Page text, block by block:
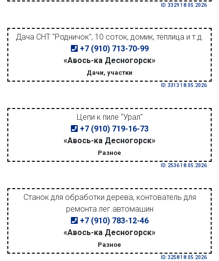
ID: 3329 18.05.2026
Дача СНТ "Родничок", 10 соток, домик, теплица и т.д.
+7 (910) 713-70-99
«Авось-ка Десногорск»
Дачи, участки
ID: 3313 18.05.2026
Цепи к пиле "Урал"
+7 (910) 719-16-73
«Авось-ка Десногорск»
Разное
ID: 2536 18.05.2026
Станок для обработки дерева, контователь для
ремонта лег.автомашин
+7 (910) 783-12-46
«Авось-ка Десногорск»
Разное
ID: 3258 18.05.2026